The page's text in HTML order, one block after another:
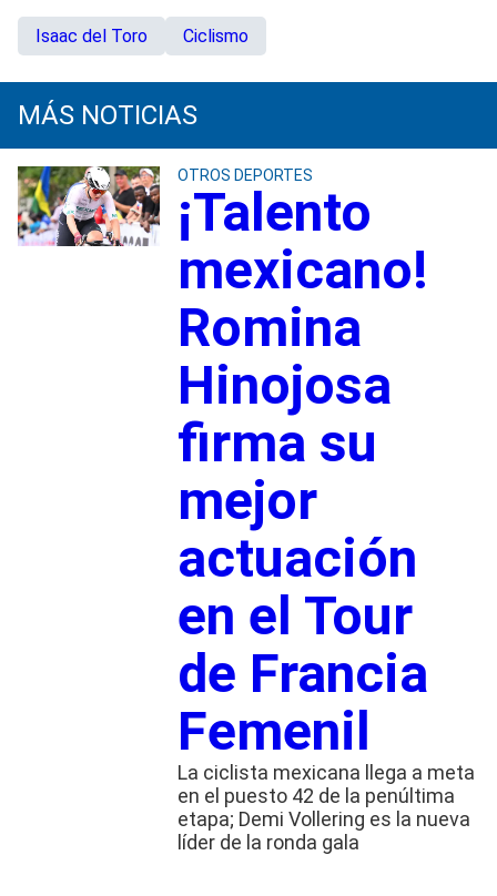
Isaac del Toro Ciclismo
MÁS NOTICIAS
OTROS DEPORTES
¡Talento
mexicano!
Romina
Hinojosa
firma su
mejor
actuación
en el Tour
de Francia
Femenil
La ciclista mexicana llega a meta
en el puesto 42 de la penúltima
etapa; Demi Vollering es la nueva
líder de la ronda gala